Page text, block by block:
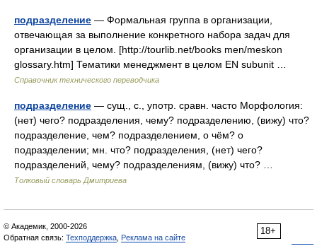
подразделение — Формальная группа в организации,
отвечающая за выполнение конкретного набора задач для
организации в целом. [http://tourlib.net/books men/meskon
glossary.htm] Тематики менеджмент в целом EN subunit …
Справочник технического переводчика
подразделение — сущ., с., употр. сравн. часто Морфология:
(нет) чего? подразделения, чему? подразделению, (вижу) что?
подразделение, чем? подразделением, о чём? о
подразделении; мн. что? подразделения, (нет) чего?
подразделений, чему? подразделениям, (вижу) что? …
Толковый словарь Дмитриева
18+
© Академик, 2000-2026
Обратная связь: Техподдержка Реклама на сайте